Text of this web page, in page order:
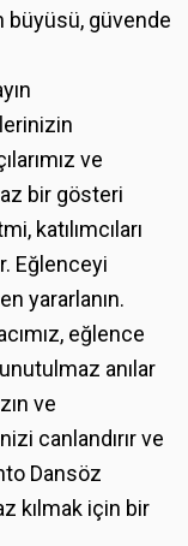
büyüsü, güvende
ve
bir gösteri
katılımcıları
Eğlenceyi
yararlanın.
eğlence
anılar
ve
canlandırır ve
Dansöz
kılmak için bir